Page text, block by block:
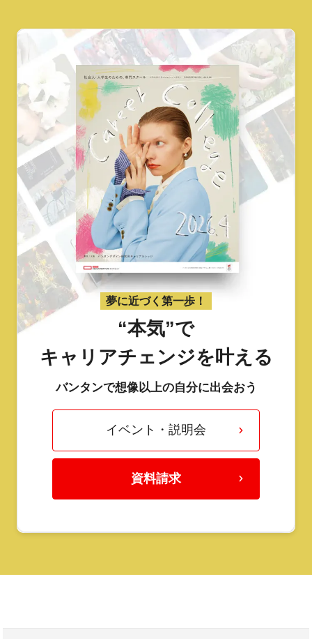
夢に近づく第一歩！
“本気”で
キャリアチェンジを叶える
バンタンで想像以上の自分に出会おう
イベント・説明会
資料請求